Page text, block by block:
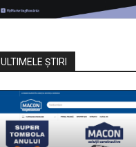
ULTIMELE ŞTIRI